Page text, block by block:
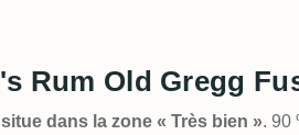
Rum Old Gregg
dans la zone « Très bien ». 90